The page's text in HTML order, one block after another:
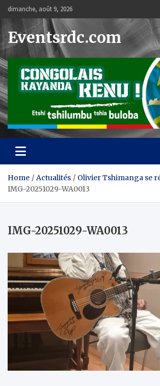
Skip
content
dimanche, août 9, 2026
Eventsrdc.com
Home Actualités
Olivier Tshimanga se
IMG-20251029-WA0013
IMG-20251029-WA0013